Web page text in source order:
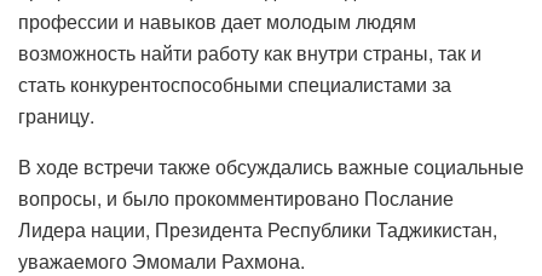
профессии и навыков дает молодым людям
возможность найти работу как внутри страны, так и
стать конкурентоспособными специалистами за
границу.
В ходе встречи также обсуждались важные социальные
вопросы, и было прокомментировано Послание
Лидера нации, Президента Республики Таджикистан,
уважаемого Эмомали Рахмона.